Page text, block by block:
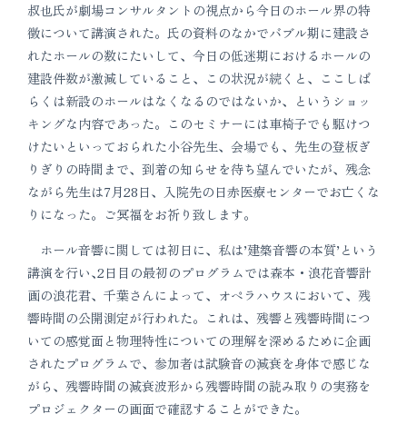
叔也氏が劇場コンサルタントの視点から今日のホール界の特
徴について講演された。氏の資料のなかでバブル期に建設さ
れたホールの数にたいして、今日の低迷期におけるホールの
建設件数が激減していること、この状況が続くと、ここしば
らくは新設のホールはなくなるのではないか、というショッ
キングな内容であった。このセミナーには車椅子でも駆けつ
けたいといっておられた小谷先生、会場でも、先生の登板ぎ
りぎりの時間まで、到着の知らせを待ち望んでいたが、残念
ながら先生は7月28日、入院先の日赤医療センターでお亡くな
りになった。ご冥福をお祈り致します。
ホール音響に関しては初日に、私は’建築音響の本質’という
講演を行い､2日目の最初のプログラムでは森本・浪花音響計
画の浪花君、千葉さんによって、オペラハウスにおいて、残
響時間の公開測定が行われた。これは、残響と残響時間につ
いての感覚面と物理特性についての理解を深めるために企画
されたプログラムで、参加者は試験音の減衰を身体で感じな
がら、残響時間の減衰波形から残響時間の読み取りの実務を
プロジェクターの画面で確認することができた。